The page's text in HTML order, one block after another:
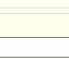
rss feeds